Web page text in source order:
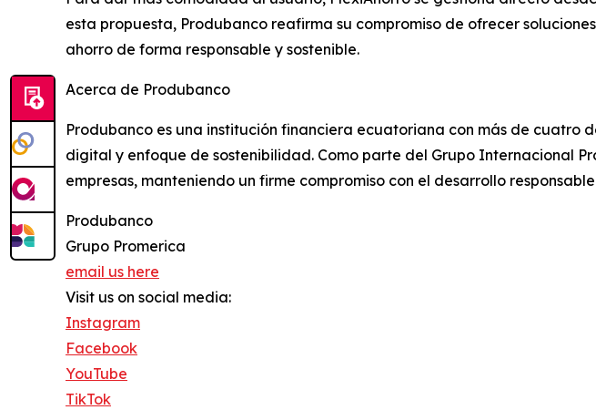
esta propuesta, Produbanco reafirma su compromiso de ofrecer
ahorro de forma responsable y sostenible.
Acerca de Produbanco
Produbanco es una institución financiera ecuatoriana con más de
digital y enfoque de sostenibilidad. Como parte del Grupo Internacional
empresas, manteniendo un firme compromiso con el desarrollo
Produbanco
Grupo Promerica
email us here
Visit us on social media:
Instagram
Facebook
YouTube
TikTok